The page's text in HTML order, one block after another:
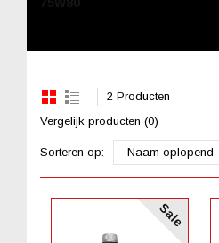
2 Producten
Vergelijk producten (0)
Sorteren op: Naam oplopend
Sale